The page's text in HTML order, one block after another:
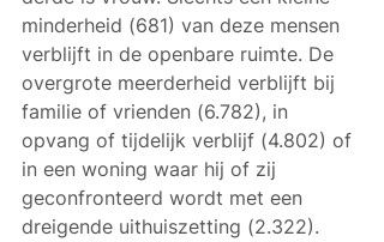
minderheid (681) van deze mensen
verblijft in de openbare ruimte. De
overgrote meerderheid verblijft bij
familie of vrienden (6.782), in
opvang of tijdelijk verblijf (4.802) of
in een woning waar hij of zij
geconfronteerd wordt met een
dreigende uithuiszetting (2.322).